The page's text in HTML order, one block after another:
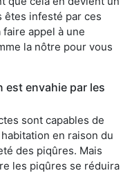
êtes infesté par ces
faire appel à une
la nôtre pour vous
est envahie par les
sont capables de
en raison du
des piqûres. Mais
les piqûres se réduira